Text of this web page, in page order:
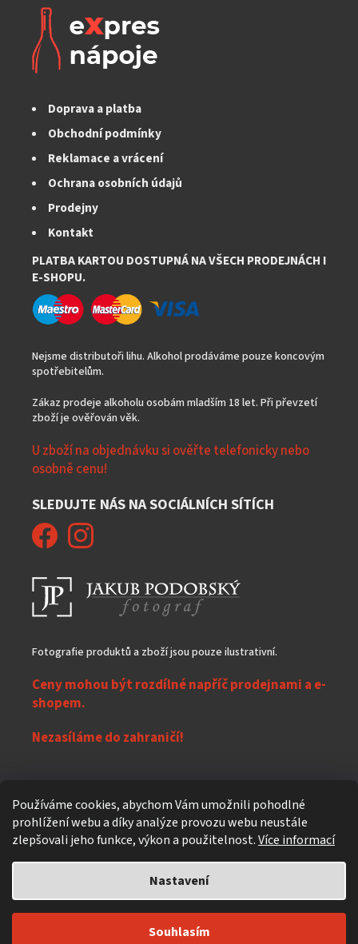
Používáme cookies, abychom Vám umožnili pohodlné
prohlížení webu a díky analýze provozu webu neustále
zlepšovali jeho funkce, výkon a použitelnost.Více informací
Nastavení
Souhlasím
Doprava a platba
Obchodní podmínky
Reklamace a vrácení
Ochrana osobních údajů
Prodejny
Kontakt
PLATBA KARTOU DOSTUPNÁ NA VŠECH PRODEJNÁCH I
E-SHOPU.
Nejsme distributoři lihu. Alkohol prodáváme pouze koncovým
spotřebitelům.
Zákaz prodeje alkoholu osobám mladším 18 let. Při převzetí
zboží je ověřován věk.
U zboží na objednávku si ověřte telefonicky nebo
osobně cenu!
SLEDUJTE NÁS NA SOCIÁLNÍCH SÍTÍCH
Fotografie produktů a zboží jsou pouze ilustrativní.
Ceny mohou být rozdílné napříč prodejnami a e-
shopem.
Nezasíláme do zahraničí!
Vytvořil Shoptet
eXpres nápoje. Všechna práva vyhrazena.
nastavení cookies
Individuální design a úpravy619design.cz - Reklamní agentura z
Čekého ráje